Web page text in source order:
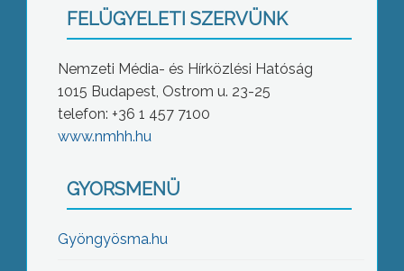
FELÜGYELETI SZERVÜNK
Nemzeti Média- és Hírközlési Hatóság
1015 Budapest, Ostrom u. 23-25
telefon: +36 1 457 7100
www.nmhh.hu
GYORSMENÜ
Gyöngyösma.hu